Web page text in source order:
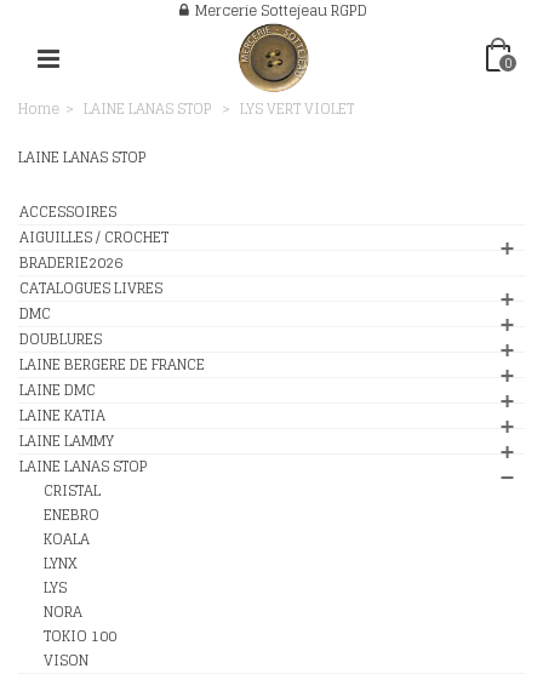
Mercerie Sottejeau RGPD
0
Home > LAINE LANAS STOP > LYS VERT VIOLET
LAINE LANAS STOP
ACCESSOIRES
AIGUILLES / CROCHET
BRADERIE2026
CATALOGUES LIVRES
DMC
DOUBLURES
LAINE BERGERE DE FRANCE
LAINE DMC
LAINE KATIA
LAINE LAMMY
LAINE LANAS STOP
CRISTAL
ENEBRO
KOALA
LYNX
LYS
NORA
TOKIO 100
VISON